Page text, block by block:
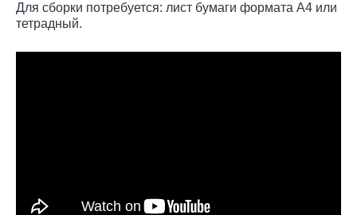
Для сборки потребуется: лист бумаги формата А4 или
тетрадный.